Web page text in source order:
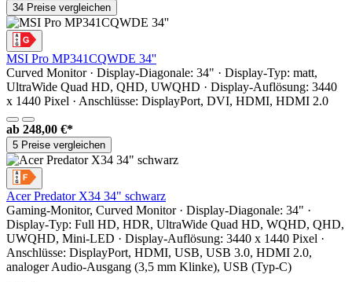
34 Preise vergleichen
MSI Pro MP341CQWDE 34''
Curved Monitor · Display-Diagonale: 34" · Display-Typ: matt,
UltraWide Quad HD, QHD, UWQHD · Display-Auflösung: 3440
x 1440 Pixel · Anschlüsse: DisplayPort, DVI, HDMI, HDMI 2.0
ab 248,00 €*
5 Preise vergleichen
Acer Predator X34 34" schwarz
Gaming-Monitor, Curved Monitor · Display-Diagonale: 34" ·
Display-Typ: Full HD, HDR, UltraWide Quad HD, WQHD, QHD,
UWQHD, Mini-LED · Display-Auflösung: 3440 x 1440 Pixel ·
Anschlüsse: DisplayPort, HDMI, USB, USB 3.0, HDMI 2.0,
analoger Audio-Ausgang (3,5 mm Klinke), USB (Typ-C)